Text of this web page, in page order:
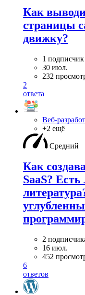
Как
страницы
движку?
1 подписчик
30 июл.
232
2
ответа
Веб-
+2 ещё
Средний
Как
SaaS?
2
16 июл.
452
6
ответов